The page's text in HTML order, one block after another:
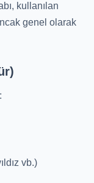
kullanılan
genel olarak
vb.)